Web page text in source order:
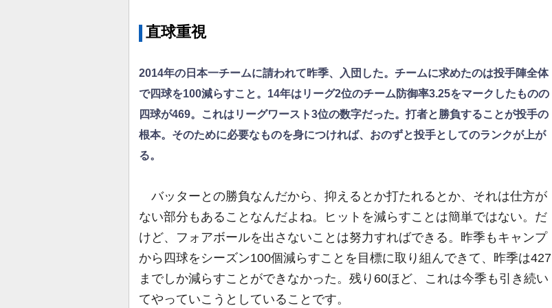
直球重視
2014年の日本一チームに請われて昨季、入団した。チームに求めたのは投手陣全体
で四球を100減らすこと。14年はリーグ2位のチーム防御率3.25をマークしたものの
四球が469。これはリーグワースト3位の数字だった。打者と勝負することが投手の
根本。そのために必要なものを身につければ、おのずと投手としてのランクが上が
る。
バッターとの勝負なんだから、抑えるとか打たれるとか、それは仕方が
ない部分もあることなんだよね。ヒットを減らすことは簡単ではない。だ
けど、フォアボールを出さないことは努力すればできる。昨季もキャンプ
から四球をシーズン100個減らすことを目標に取り組んできて、昨季は427
までしか減らすことができなかった。残り60ほど、これは今季も引き続い
てやっていこうとしていることです。